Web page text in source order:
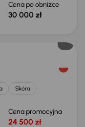
Cena po obniżce
30 000 zł
Skóra
Cena promocyjna
24 500 zł